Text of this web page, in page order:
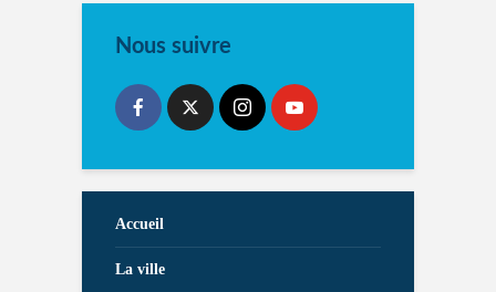
Nous suivre
Accueil
La ville